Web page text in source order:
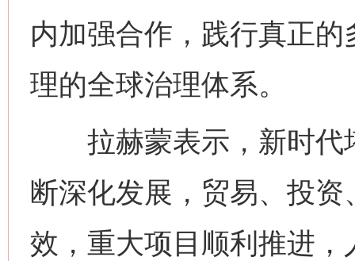
内加强合作，践行真正
理的全球治理体系。
拉赫蒙表示，新时代
断深化发展，贸易、投
效，重大项目顺利推进